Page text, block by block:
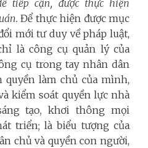
tiếp cận, được thực hiện
Để thực hiện được mục
mới tư duy về pháp luật,
là công cụ quản lý của
cụ trong tay nhân dân
quyền làm chủ của mình,
kiểm soát quyền lực nhà
tạo, khơi thông mọi
triển; là biểu tượng của
chủ và quyền con người,